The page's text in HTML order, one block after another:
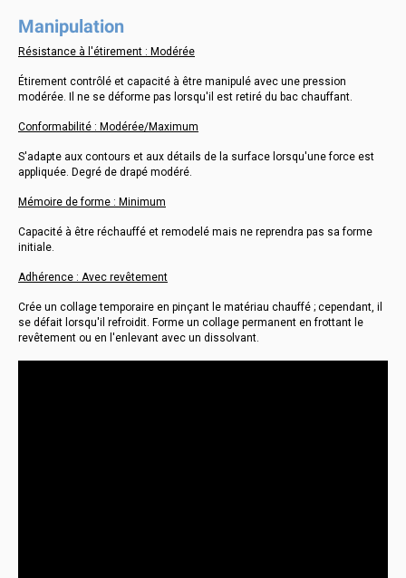
Manipulation
Résistance à l'étirement : Modérée
Étirement contrôlé et capacité à être manipulé avec une pression
modérée. Il ne se déforme pas lorsqu'il est retiré du bac chauffant.
Conformabilité : Modérée/Maximum
S'adapte aux contours et aux détails de la surface lorsqu'une force est
appliquée. Degré de drapé modéré.
Mémoire de forme : Minimum
Capacité à être réchauffé et remodelé mais ne reprendra pas sa forme
initiale.
Adhérence : Avec revêtement
Crée un collage temporaire en pinçant le matériau chauffé ; cependant, il
se défait lorsqu'il refroidit. Forme un collage permanent en frottant le
revêtement ou en l'enlevant avec un dissolvant.